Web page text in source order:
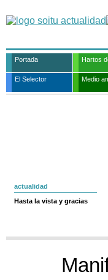
Portada Hartos
El Selector Medio
actualidad
Hasta la vista y gracias